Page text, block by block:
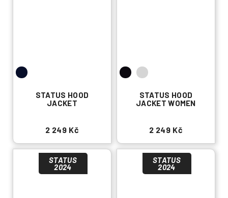
STATUS HOOD
JACKET
2 249 Kč
STATUS HOOD
JACKET WOMEN
2 249 Kč
STATUS
2024
STATUS
2024